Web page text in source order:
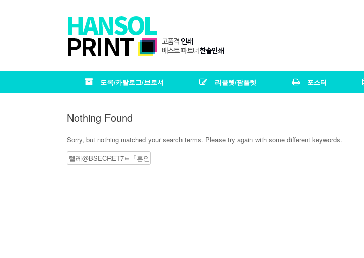
도록/카탈로그/브로셔 리플렛/팜플렛 포스터
Nothing Found
Sorry, but nothing matched your search terms. Please try again with some different keywords.
Search